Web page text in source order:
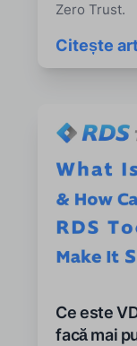
Zero Trust.
Citește
Ce este
facă mai